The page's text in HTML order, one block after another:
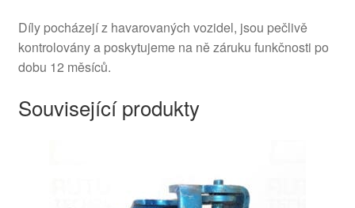
Díly pocházejí z havarovaných vozidel, jsou pečlivě
kontrolovány a poskytujeme na ně záruku funkčnosti po
dobu 12 měsíců.
Související produkty